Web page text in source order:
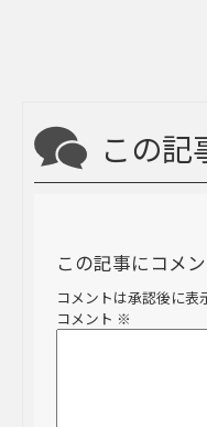
この記
この記事にコメ
コメントは承認後に表
コメント ※